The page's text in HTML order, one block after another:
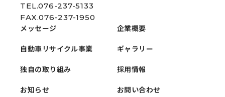
TEL.076-237-5133
FAX.076-237-1950
メッセージ
自動車リサイクル事業
独自の取り組み
お知らせ
企業概要
ギャラリー
採用情報
お問い合わせ